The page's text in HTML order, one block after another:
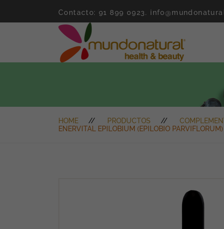
Contacto: 91 899 0923.
HOME PRODUCTOS
ENERVITAL EPILOBIUM (EPILOBIO